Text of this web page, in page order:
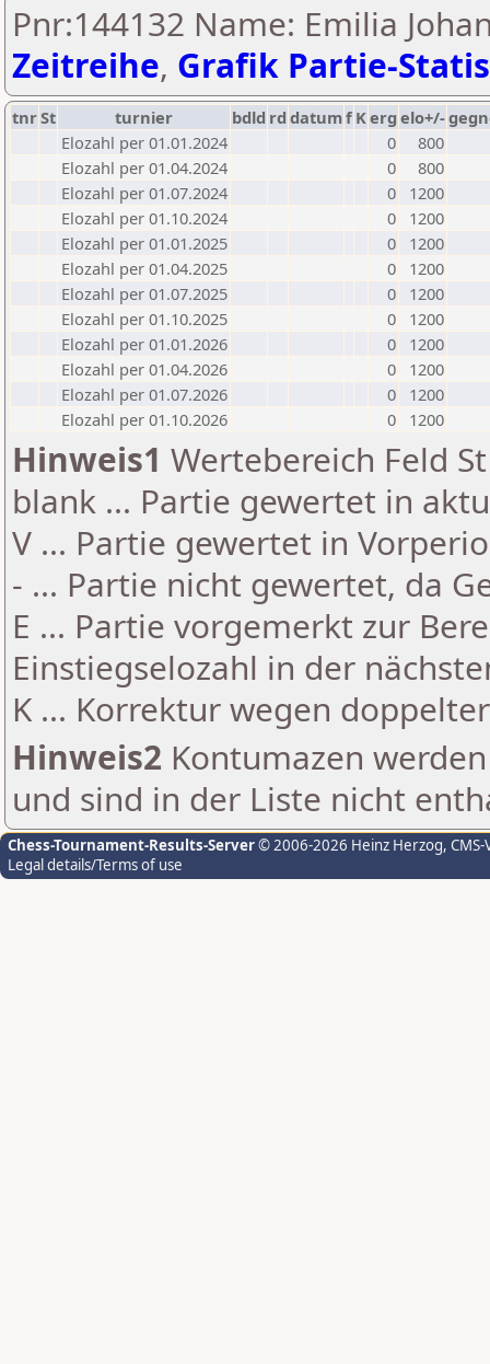
Pnr:144132 Name: Emilia
Zeitreihe, Grafik Partie-
tnrSt turnier bdld rd datumf Kerg elo+/-
Elozahl per 01.01.2024
0
800
Elozahl per 01.04.2024
0
800
Elozahl per 01.07.2024
0
1200
Elozahl per 01.10.2024
0
1200
Elozahl per 01.01.2025
0
1200
Elozahl per 01.04.2025
0
1200
Elozahl per 01.07.2025
0
1200
Elozahl per 01.10.2025
0
1200
Elozahl per 01.01.2026
0
1200
Elozahl per 01.04.2026
0
1200
Elozahl per 01.07.2026
0
1200
Elozahl per 01.10.2026
0 1200
Hinweis1 Wertebereich Feld
blank ... Partie gewertet in
V ... Partie gewertet in
- ... Partie nicht gewertet, da
E ... Partie vorgemerkt zur
Einstiegselozahl in der
K ... Korrektur wegen
Hinweis2 Kontumazen
und sind in der Liste nicht
Chess-Tournament-Results-Server© 2006-2026 Heinz Herzog,
Legal details/Terms of use